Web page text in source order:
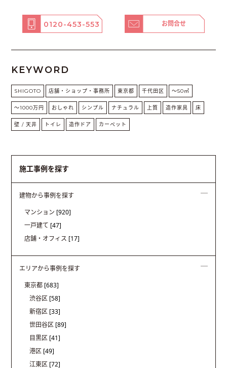
0120-453-553 お問合せ
KEYWORD
SHIGOTO 店舗・ショップ・事務所 東京都 千代田区 〜50㎡
〜1000万円 おしゃれ シンプル ナチュラル 上質 造作家具 床
壁 / 天井 トイレ 造作ドア カーペット
施工事例を探す
建物から事例を探す
マンション [920]
一戸建て [47]
店舗・オフィス [17]
エリアから事例を探す
東京都 [683]
渋谷区 [58]
新宿区 [33]
世田谷区 [89]
目黒区 [41]
港区 [49]
江東区 [72]